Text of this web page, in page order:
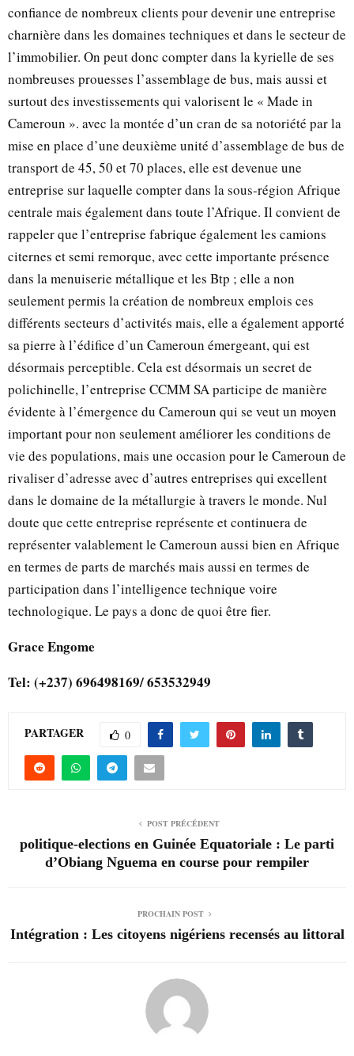
confiance de nombreux clients pour devenir une entreprise
charnière dans les domaines techniques et dans le secteur de
l’immobilier. On peut donc compter dans la kyrielle de ses
nombreuses prouesses l’assemblage de bus, mais aussi et
surtout des investissements qui valorisent le « Made in
Cameroun ». avec la montée d’un cran de sa notoriété par la
mise en place d’une deuxième unité d’assemblage de bus de
transport de 45, 50 et 70 places, elle est devenue une
entreprise sur laquelle compter dans la sous-région Afrique
centrale mais également dans toute l’Afrique. Il convient de
rappeler que l’entreprise fabrique également les camions
citernes et semi remorque, avec cette importante présence
dans la menuiserie métallique et les Btp ; elle a non
seulement permis la création de nombreux emplois ces
différents secteurs d’activités mais, elle a également apporté
sa pierre à l’édifice d’un Cameroun émergeant, qui est
désormais perceptible. Cela est désormais un secret de
polichinelle, l’entreprise CCMM SA participe de manière
évidente à l’émergence du Cameroun qui se veut un moyen
important pour non seulement améliorer les conditions de
vie des populations, mais une occasion pour le Cameroun de
rivaliser d’adresse avec d’autres entreprises qui excellent
dans le domaine de la métallurgie à travers le monde. Nul
doute que cette entreprise représente et continuera de
représenter valablement le Cameroun aussi bien en Afrique
en termes de parts de marchés mais aussi en termes de
participation dans l’intelligence technique voire
technologique. Le pays a donc de quoi être fier.
Grace Engome
Tel: (+237) 696498169/ 653532949
PARTAGER 0
POST PRÉCÉDENT
politique-elections en Guinée Equatoriale : Le parti
d’Obiang Nguema en course pour rempiler
PROCHAIN POST
Intégration : Les citoyens nigériens recensés au littoral